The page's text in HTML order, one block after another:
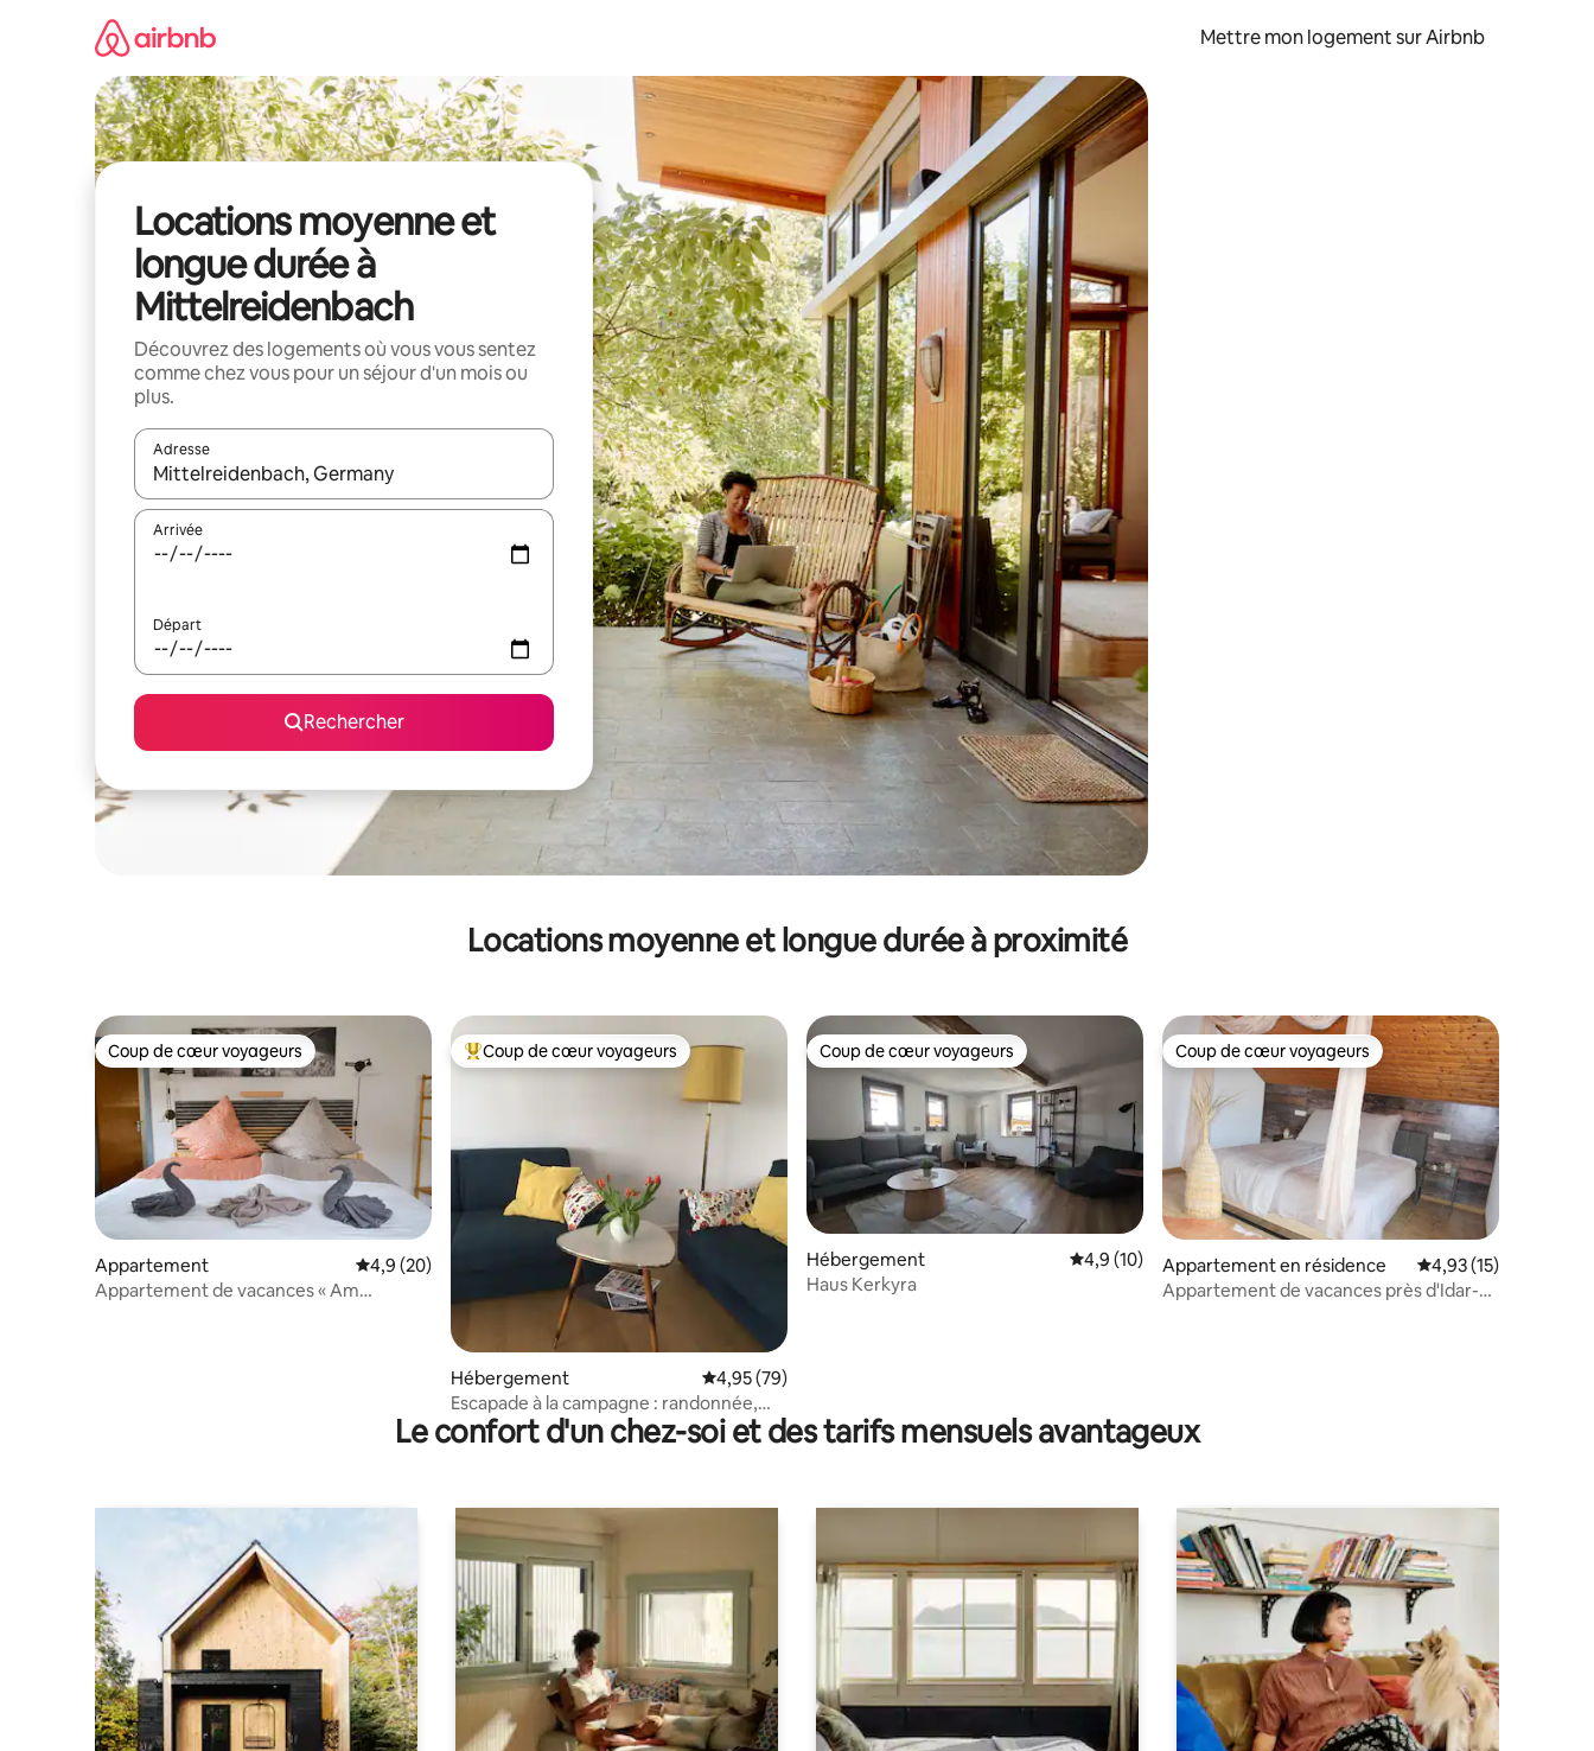
Mettre mon logement sur Airbnb
Locations moyenne et
longue durée à
Mittelreidenbach
Découvrez des logements où vous vous sentez
comme chez vous pour un séjour d'un mois ou
plus.
Adresse
Lorsque les résultats s'affichent, utilisez les flèches vers le haut et vers le bas pour les parcourir ou en appuyant et en faisant glisser.
Arrivée
Départ
Rechercher
Locations moyenne et longue durée à proximité
Coup de cœur voyageurs
Coup de cœur voyageurs
Appartement Évaluation moyenne sur la base de 20 commentaires : 4,9 sur 5
4,9 (20)
Appartement de vacances « Am
Coups de cœur voyageurs les plus appréciés
Coup de cœur voyageurs
Hébergement Évaluation moyenne sur la base de 79 commentaires : 4,95 sur 5
4,95 (79)
Escapade à la campagne : randonnée,
détente et nature
Coup de cœur voyageurs
Coup de cœur voyageurs
Hébergement Évaluation moyenne sur la base de 10 commentaires : 4,9 sur 5
4,9 (10)
Haus Kerkyra
Coup de cœur voyageurs
Coup de cœur voyageurs
Appartement en résidence Évaluation moyenne
4,93 (15)
Appartement de vacances près d'Idar-
Le confort d'un chez-soi et des tarifs mensuels avantageux